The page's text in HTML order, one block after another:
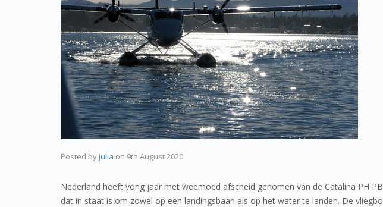
Posted byjulia on 9th August 2020
Nederland heeft vorig jaar met weemoed afscheid genomen van de Catalina PH
dat in staat is om zowel op een landingsbaan als op het water te landen. De